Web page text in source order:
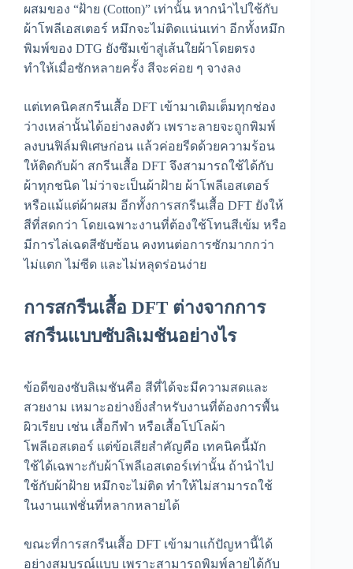
ผสมของ “ฝ้าย (Cotton)” เท่านั้น หากนำไปใช้กับ
ผ้าโพลีเอสเตอร์ หมึกจะไม่ติดแน่นเท่า อีกทั้งหมึก
พิมพ์ของ DTG ยังซึมเข้าสู่เส้นใยผ้าโดยตรง
ทำให้เมื่อซักหลายครั้ง สีจะค่อย ๆ จางลง
แต่เทคนิคสกรีนเสื้อ DFT เข้ามาเติมเต็มทุกช่อง
ว่างเหล่านั้นได้อย่างลงตัว เพราะลายจะถูกพิมพ์
ลงบนฟิล์มพิเศษก่อน แล้วค่อยรีดด้วยความร้อน
ให้ติดกับผ้า สกรีนเสื้อ DFT จึงสามารถใช้ได้กับ
ผ้าทุกชนิด ไม่ว่าจะเป็นผ้าฝ้าย ผ้าโพลีเอสเตอร์
หรือแม้แต่ผ้าผสม อีกทั้งการสกรีนเสื้อ DFT ยังให้
สีที่สดกว่า โดยเฉพาะงานที่ต้องใช้โทนสีเข้ม หรือ
มีการไล่เฉดสีซับซ้อน คงทนต่อการซักมากกว่า
ไม่แตก ไม่ซีด และไม่หลุดร่อนง่าย
การสกรีนเสื้อ DFT ต่างจากการ
สกรีนแบบซับลิเมชันอย่างไร
ข้อดีของซับลิเมชันคือ สีที่ได้จะมีความสดและ
สวยงาม เหมาะอย่างยิ่งสำหรับงานที่ต้องการพื้น
ผิวเรียบ เช่น เสื้อกีฬา หรือเสื้อโปโลผ้า
โพลีเอสเตอร์ แต่ข้อเสียสำคัญคือ เทคนิคนี้มัก
ใช้ได้เฉพาะกับผ้าโพลีเอสเตอร์เท่านั้น ถ้านำไป
ใช้กับผ้าฝ้าย หมึกจะไม่ติด ทำให้ไม่สามารถใช้
ในงานแฟชั่นที่หลากหลายได้
ขณะที่การสกรีนเสื้อ DFT เข้ามาแก้ปัญหานี้ได้
อย่างสมบูรณ์แบบ เพราะสามารถพิมพ์ลายได้กับ